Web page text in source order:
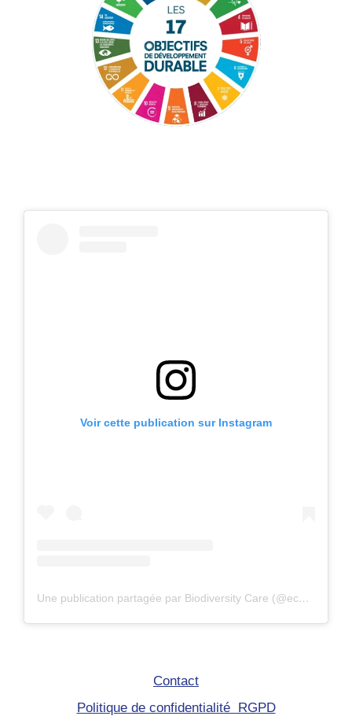
Voir cette publication sur Instagram
Une publication partagée par Biodiversity Care (@eco.volontaire)
Contact
Politique de confidentialité RGPD